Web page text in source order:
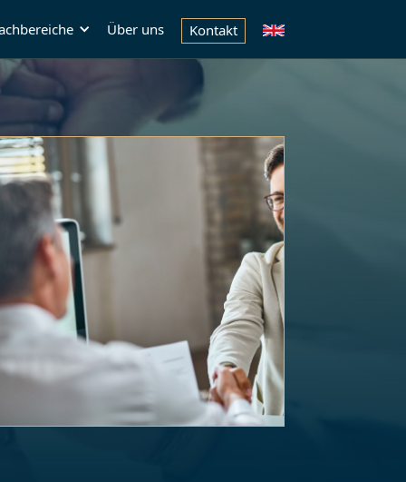
Über uns Kontakt